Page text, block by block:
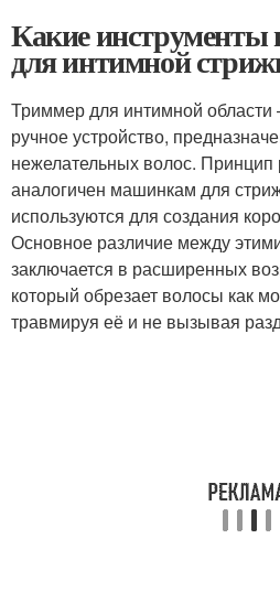
Какие инструменты
для интимной
Триммер для интимной
ручное устройство,
нежелательных волос. Принцип
аналогичен машинкам для
используются для создания
Основное различие между
заключается в расширенных
который обрезает волосы как
травмируя её и не вызывая